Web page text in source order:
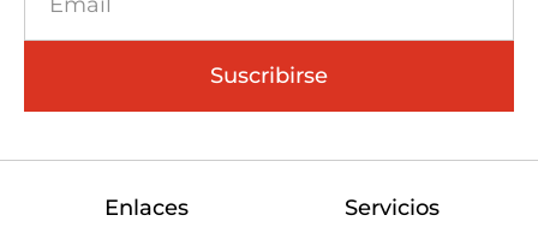
Suscribirse
Enlaces Servicios